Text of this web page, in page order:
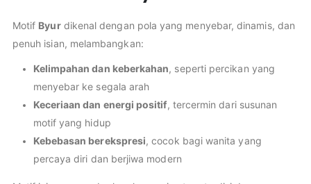
Motif Byurdikenal dengan pola yang menyebar, dinamis, dan
penuh isian, melambangkan:
Kelimpahan dan keberkahan, seperti percikan yang
menyebar ke segala arah
Keceriaan dan energi positif, tercermin dari susunan
motif yang hidup
Kebebasan berekspresi, cocok bagi wanita yang
percaya diri dan berjiwa modern